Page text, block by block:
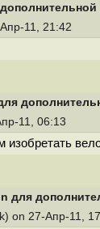
11, 21:42
11, 06:13
для
on 27-Апр-11,